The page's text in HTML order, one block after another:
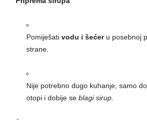
Pomiješati vodu i šećeru posebnoj
strane.
Nije potrebno dugo kuhanje, samo
otopi i dobije se blagi sirup